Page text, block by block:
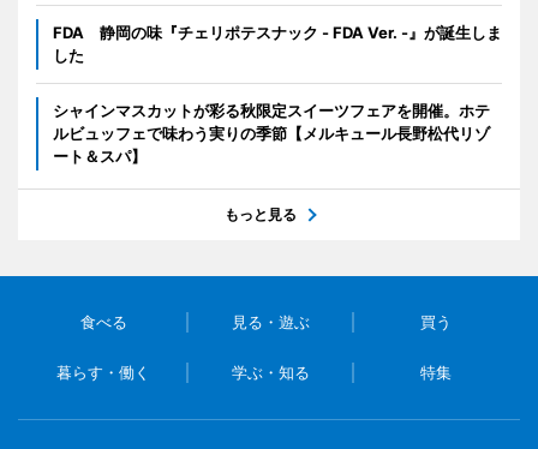
FDA 静岡の味『チェリポテスナック - FDA Ver. -』が誕生しま
した
シャインマスカットが彩る秋限定スイーツフェアを開催。ホテ
ルビュッフェで味わう実りの季節【メルキュール長野松代リゾ
ート＆スパ】
もっと見る
食べる 見る・遊ぶ 買う
暮らす・働く 学ぶ・知る 特集